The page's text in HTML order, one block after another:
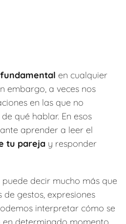
en cualquier
embargo, a veces nos
en las que no
qué hablar. En esos
aprender a leer el
tu pareja y responder
puede decir mucho más que
gestos, expresiones
interpretar cómo se
determinado momento.